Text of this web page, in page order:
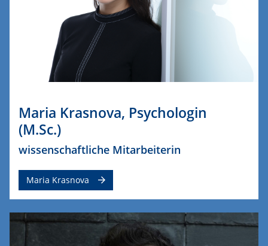
Maria Krasnova, Psychologin
(M.Sc.)
wissenschaftliche Mitarbeiterin
Maria Krasnova